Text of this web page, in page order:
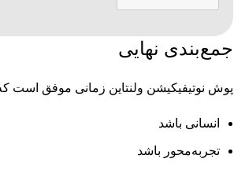
جمع‌بندی نهایی
پوش نوتیفیکیشن ولنتاین زمانی موفق است
انسانی باشد
تجربه‌محور باشد